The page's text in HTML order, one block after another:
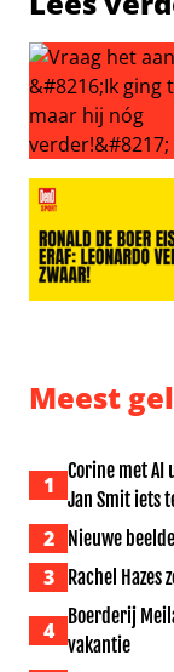
Vraag het aan
Meest
1
Corine met
Jan Smit iets
2 Nieuwe
3 Rachel Hazes
4
Boerderij
vakantie